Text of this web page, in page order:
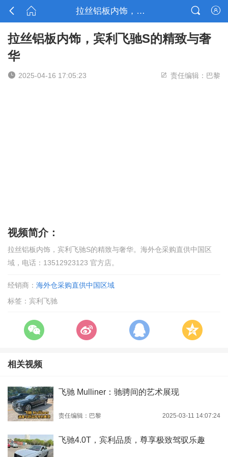
  拉丝铝板内饰，宾利飞驰S的精致与奢华 

拉丝铝板内饰，宾利飞驰S的精致与奢
华
 2025-04-16 17:05:23  责任编辑：巴黎
视频简介：
拉丝铝板内饰，宾利飞驰S的精致与奢华。海外仓采购直供中国区
域，电话：13512923123 官方店。
经销商： 海外仓采购直供中国区域
标签：宾利飞驰
相关视频
飞驰 Mulliner：驰骋间的艺术展现
责任编辑：巴黎 2025-03-11 14:07:24
飞驰4.0T，宾利品质，尊享极致驾驭乐趣